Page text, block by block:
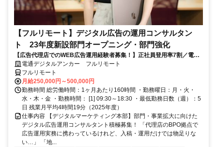
【フルリモート】デジタル広告の運用コンサルタン
ト 23年度新設部門オープニング・部門強化
【広告代理店でのWEB広告運用経験者募集！】正社員登用率7割／電通
G／全国×完全在宅／年休126日・土日祝休み／残業月平均4時間19分
電通デジタルアンカー フルリモート
フルリモート
月給250,000円～500,000円
勤務時間 総労働時間：1ヶ月あたり160時間 ・勤務曜日：月・火・
水・木・金 ・勤務時間： [1] 09:30～18:30 ・最低勤務日数（週）：5
日 残業月平均4時間19分（2025年度）
仕事内容 【デジタルマーケティング本部】部門・事業拡大に向けた
デジタル広告運用コンサルタント積極募集！ 「代理店のBPO拠点で
広告運用実務に携わっているけれど、入稿・運用だけでは物足りな
い…」 「地...